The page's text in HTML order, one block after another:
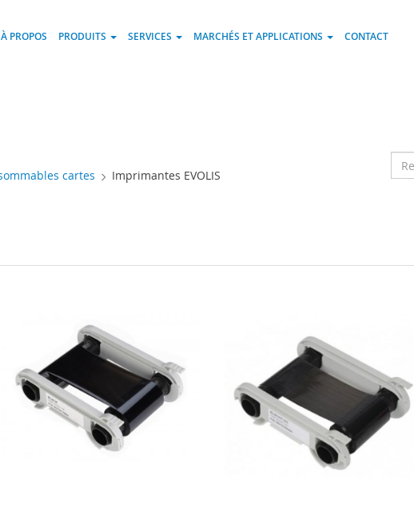
À PROPOS PRODUITS SERVICES MARCHÉS ET APPLICATIONS CONTACT
cartes Imprimantes EVOLIS